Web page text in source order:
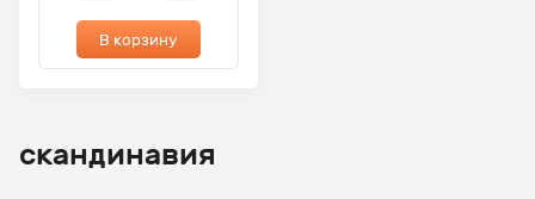
В корзину
скандинавия